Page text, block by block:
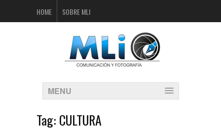
HOME SOBRE MLI
MENU
Tag: CULTURA